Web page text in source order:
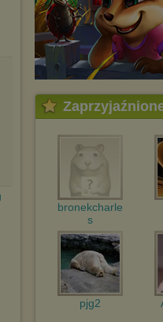
bronekcharle
s
pjg2